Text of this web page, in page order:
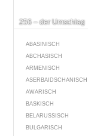
256 – der Umschlag
ABASINISCH
ABCHASISCH
ARMENISCH
ASERBAIDSCHANISCH
AWARISCH
BASKISCH
BELARUSSISCH
BULGARISCH